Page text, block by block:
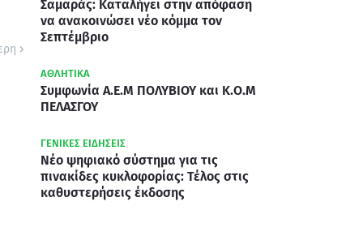
Σαμαράς: Καταλήγει στην απόφαση
να ανακοινώσει νέο κόμμα τον
Σεπτέμβριο
ΑΘΛΗΤΙΚΑ
Συμφωνία Α.Ε.Μ ΠΟΛΥΒΙΟΥ και Κ.Ο.Μ
ΠΕΛΑΣΓΟΥ
ΓΕΝΙΚΕΣ ΕΙΔΗΣΕΙΣ
Νέο ψηφιακό σύστημα για τις
πινακίδες κυκλοφορίας: Τέλος στις
καθυστερήσεις έκδοσης